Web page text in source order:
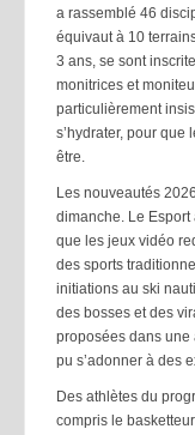
a rassemblé 46
équivaut à 10
3 ans, se sont
monitrices et
particulièrement
s’hydrater, pour que
être.
Les nouveautés
dimanche. Le
que les jeux vidéo
des sports
initiations au ski
des bosses et des
proposées dans
pu s’adonner à des
Des athlètes du
compris le